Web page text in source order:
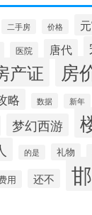
二手房 价格
医院 唐代
产证 房
略 数据 新年
梦幻西游
的是 礼物
用 还不